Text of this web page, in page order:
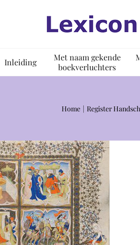
Inleiding
Met naam gekende
boekverluchters
Home Register